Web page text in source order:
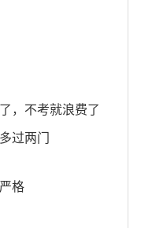
，不考就浪费了
过两门
格